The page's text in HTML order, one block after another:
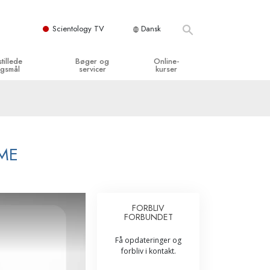
Scientology TV Dansk
organisationerne
Bøger og
servicer
foredrag
Online-
kurser
Assister ved sygdom og skader
Integritet og ærlighed
FORBLIV
FORBUNDET
Få opdateringer og
forbliv i kontakt.